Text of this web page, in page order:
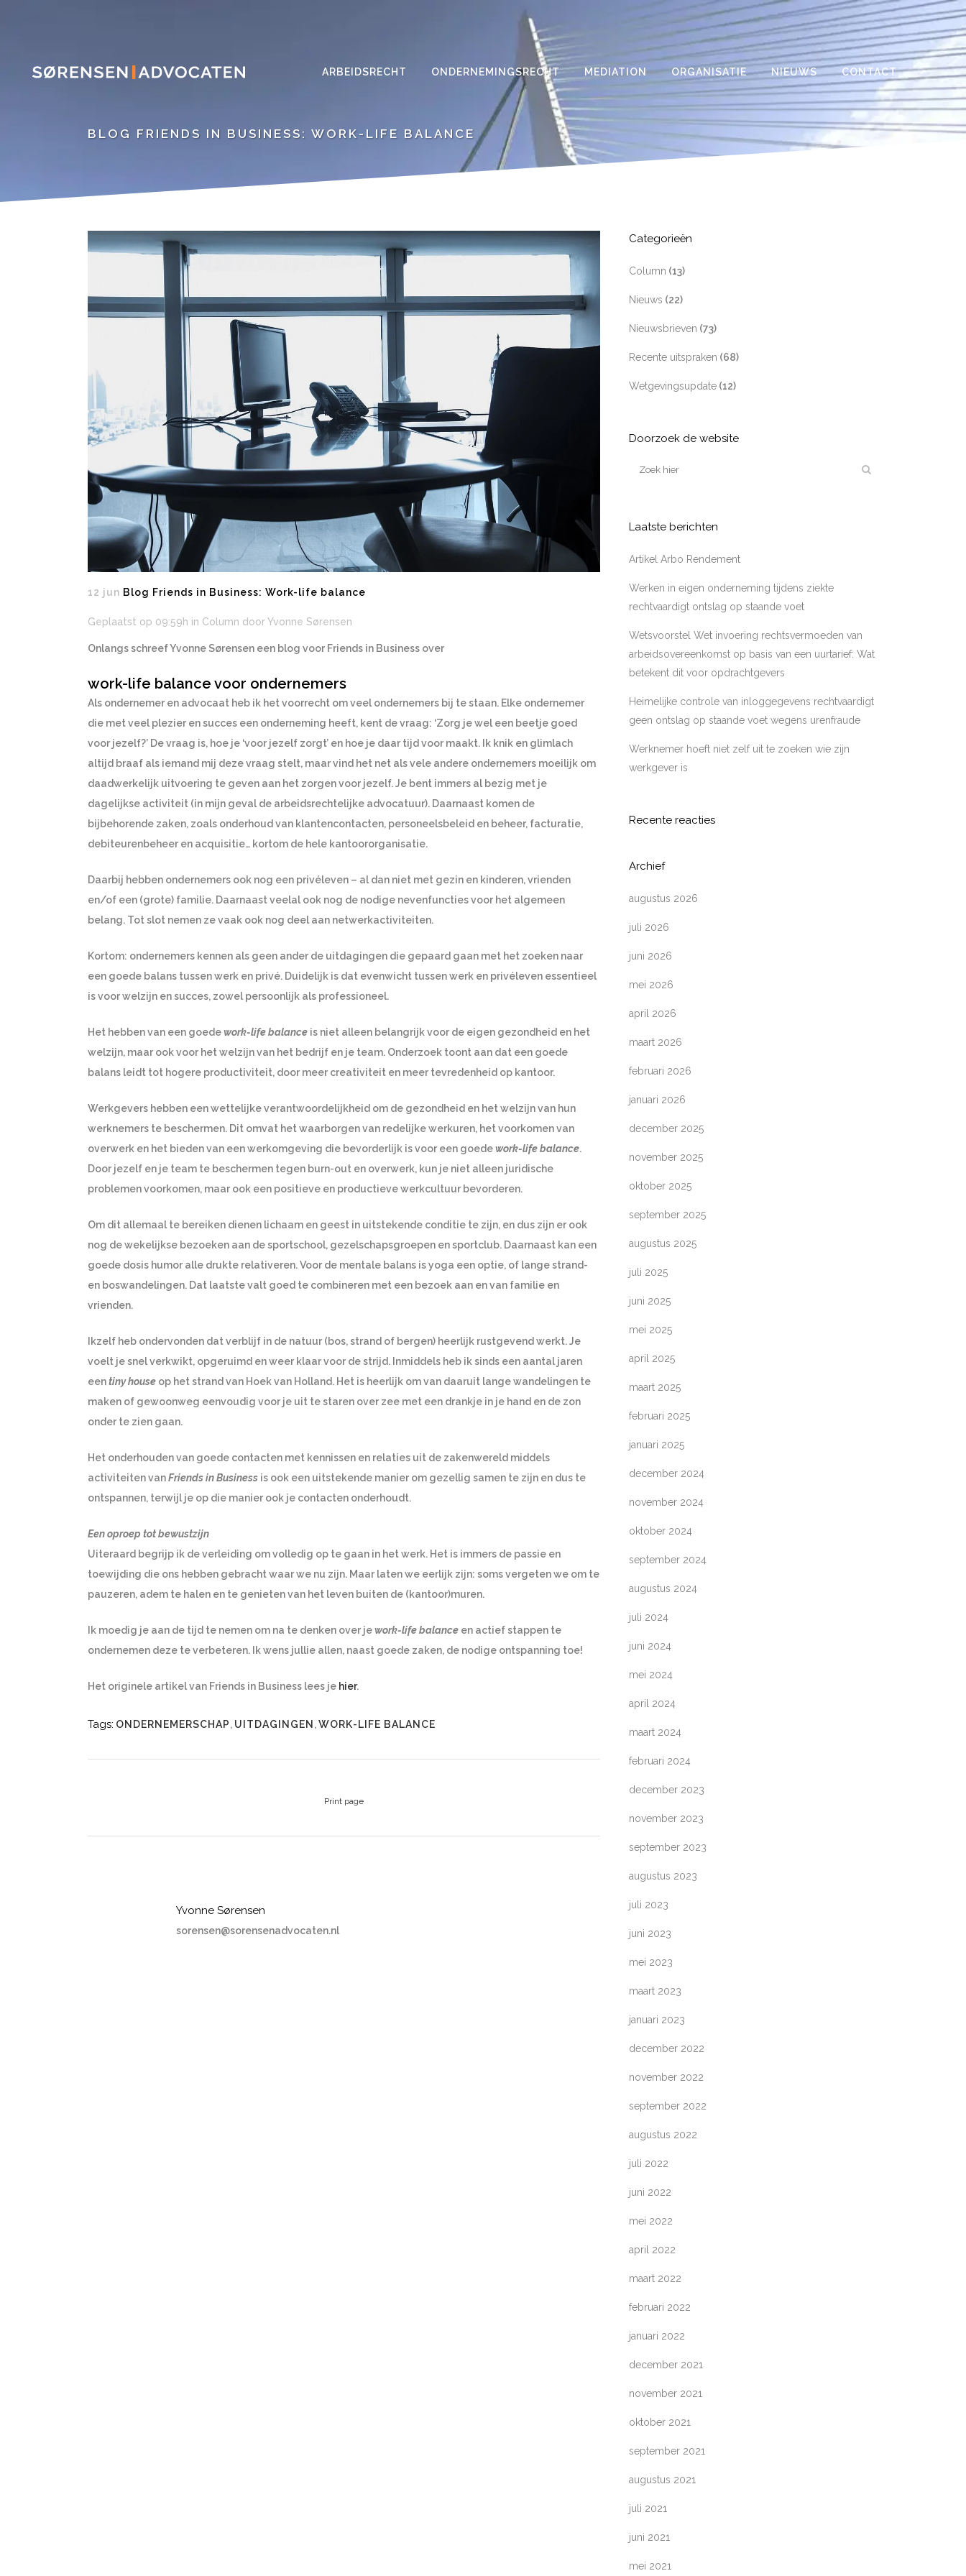
ARBEIDSRECHT ONDERNEMINGSRECHT MEDIATION ORGANISATIE NIEUWS CONTACT
BLOG FRIENDS IN BUSINESS: WORK-LIFE BALANCE
12 jun Blog Friends in Business: Work-life balance
Geplaatst op 09:59h in Column doorYvonne Sørensen
Onlangs schreef Yvonne Sørensen een blog voor Friends in Business over
work-life balance voor ondernemers
Als ondernemer en advocaat heb ik het voorrecht om veel ondernemers bij te staan. Elke ondernemer
die met veel plezier en succes een onderneming heeft, kent de vraag: ‘Zorg je wel een beetje goed
voor jezelf?’ De vraag is, hoe je ‘voor jezelf zorgt’ en hoe je daar tijd voor maakt. Ik knik en glimlach
altijd braaf als iemand mij deze vraag stelt, maar vind het net als vele andere ondernemers moeilijk om
daadwerkelijk uitvoering te geven aan het zorgen voor jezelf. Je bent immers al bezig met je
dagelijkse activiteit (in mijn geval de arbeidsrechtelijke advocatuur). Daarnaast komen de
bijbehorende zaken, zoals onderhoud van klantencontacten, personeelsbeleid en beheer, facturatie,
debiteurenbeheer en acquisitie… kortom de hele kantoororganisatie.
Daarbij hebben ondernemers ook nog een privéleven – al dan niet met gezin en kinderen, vrienden
en/of een (grote) familie. Daarnaast veelal ook nog de nodige nevenfuncties voor het algemeen
belang. Tot slot nemen ze vaak ook nog deel aan netwerkactiviteiten.
Kortom: ondernemers kennen als geen ander de uitdagingen die gepaard gaan met het zoeken naar
een goede balans tussen werk en privé. Duidelijk is dat evenwicht tussen werk en privéleven essentieel
is voor welzijn en succes, zowel persoonlijk als professioneel.
Het hebben van een goedework-life balance is niet alleen belangrijk voor de eigen gezondheid en het
welzijn, maar ook voor het welzijn van het bedrijf en je team. Onderzoek toont aan dat een goede
balans leidt tot hogere productiviteit, door meer creativiteit en meer tevredenheid op kantoor.
Werkgevers hebben een wettelijke verantwoordelijkheid om de gezondheid en het welzijn van hun
werknemers te beschermen. Dit omvat het waarborgen van redelijke werkuren, het voorkomen van
overwerk en het bieden van een werkomgeving die bevorderlijk is voor een goedework-life balance.
Door jezelf en je team te beschermen tegen burn-out en overwerk, kun je niet alleen juridische
problemen voorkomen, maar ook een positieve en productieve werkcultuur bevorderen.
Om dit allemaal te bereiken dienen lichaam en geest in uitstekende conditie te zijn, en dus zijn er ook
nog de wekelijkse bezoeken aan de sportschool, gezelschapsgroepen en sportclub. Daarnaast kan een
goede dosis humor alle drukte relativeren. Voor de mentale balans is yoga een optie, of lange strand-
en boswandelingen. Dat laatste valt goed te combineren met een bezoek aan en van familie en
vrienden.
Ikzelf heb ondervonden dat verblijf in de natuur (bos, strand of bergen) heerlijk rustgevend werkt. Je
voelt je snel verkwikt, opgeruimd en weer klaar voor de strijd. Inmiddels heb ik sinds een aantal jaren
eentiny house op het strand van Hoek van Holland. Het is heerlijk om van daaruit lange wandelingen te
maken of gewoonweg eenvoudig voor je uit te staren over zee met een drankje in je hand en de zon
onder te zien gaan.
Het onderhouden van goede contacten met kennissen en relaties uit de zakenwereld middels
activiteiten vanFriends in Business is ook een uitstekende manier om gezellig samen te zijn en dus te
ontspannen, terwijl je op die manier ook je contacten onderhoudt.
Een oproep tot bewustzijn
Uiteraard begrijp ik de verleiding om volledig op te gaan in het werk. Het is immers de passie en
toewijding die ons hebben gebracht waar we nu zijn. Maar laten we eerlijk zijn: soms vergeten we om te
pauzeren, adem te halen en te genieten van het leven buiten de (kantoor)muren.
Ik moedig je aan de tijd te nemen om na te denken over jework-life balance en actief stappen te
ondernemen deze te verbeteren. Ik wens jullie allen, naast goede zaken, de nodige ontspanning toe!
Het originele artikel van Friends in Business lees je hier.
Tags: ONDERNEMERSCHAP, UITDAGINGEN ,WORK-LIFE BALANCE
Print page
Yvonne Sørensen
sorensen@sorensenadvocaten.nl
Categorieën
Column (13)
Nieuws (22)
Nieuwsbrieven (73)
Recente uitspraken (68)
Wetgevingsupdate (12)
Doorzoek de website
Laatste berichten
Artikel Arbo Rendement
Werken in eigen onderneming tijdens ziekte
rechtvaardigt ontslag op staande voet
Wetsvoorstel Wet invoering rechtsvermoeden van
arbeidsovereenkomst op basis van een uurtarief: Wat
betekent dit voor opdrachtgevers
Heimelijke controle van inloggegevens rechtvaardigt
geen ontslag op staande voet wegens urenfraude
Werknemer hoeft niet zelf uit te zoeken wie zijn
werkgever is
Recente reacties
Archief
augustus 2026
juli 2026
juni 2026
mei 2026
april 2026
maart 2026
februari 2026
januari 2026
december 2025
november 2025
oktober 2025
september 2025
augustus 2025
juli 2025
juni 2025
mei 2025
april 2025
maart 2025
februari 2025
januari 2025
december 2024
november 2024
oktober 2024
september 2024
augustus 2024
juli 2024
juni 2024
mei 2024
april 2024
maart 2024
februari 2024
december 2023
november 2023
september 2023
augustus 2023
juli 2023
juni 2023
mei 2023
maart 2023
januari 2023
december 2022
november 2022
september 2022
augustus 2022
juli 2022
juni 2022
mei 2022
april 2022
maart 2022
februari 2022
januari 2022
december 2021
november 2021
oktober 2021
september 2021
augustus 2021
juli 2021
juni 2021
mei 2021